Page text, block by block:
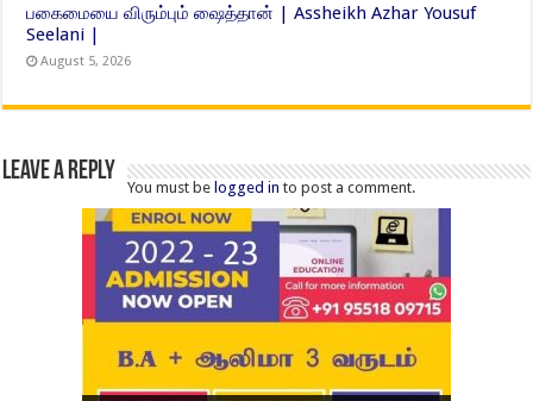
பகைமையை விரும்பும் ஷைத்தான் | Assheikh Azhar Yousuf
Seelani |
August 5, 2026
Leave a Reply
You must belogged in to post a comment.